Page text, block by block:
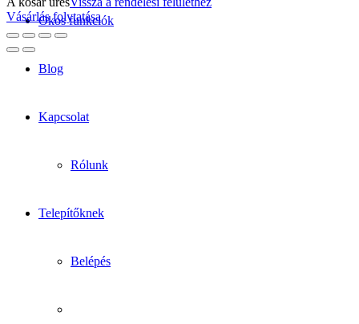
Okos funkciók
Blog
Kapcsolat
Rólunk
Telepítőknek
Belépés
Vásárlás folytatása